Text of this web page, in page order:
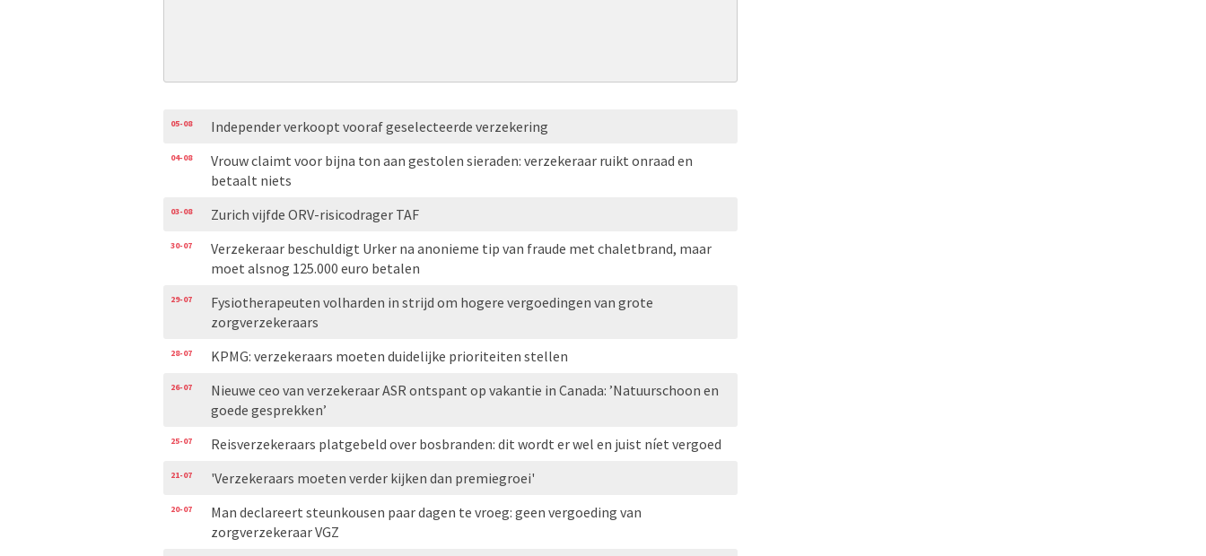
05-08 Independer verkoopt vooraf geselecteerde verzekering
04-08
Vrouw claimt voor bijna ton aan gestolen sieraden: verzekeraar ruikt onraad en
betaalt niets
03-08 Zurich vijfde ORV-risicodrager TAF
30-07
Verzekeraar beschuldigt Urker na anonieme tip van fraude met chaletbrand, maar
moet alsnog 125.000 euro betalen
29-07
Fysiotherapeuten volharden in strijd om hogere vergoedingen van grote
zorgverzekeraars
28-07 KPMG: verzekeraars moeten duidelijke prioriteiten stellen
26-07
Nieuwe ceo van verzekeraar ASR ontspant op vakantie in Canada: ’Natuurschoon en
goede gesprekken’
25-07 Reisverzekeraars platgebeld over bosbranden: dit wordt er wel en juist níet vergoed
21-07 'Verzekeraars moeten verder kijken dan premiegroei'
20-07
Man declareert steunkousen paar dagen te vroeg: geen vergoeding van
zorgverzekeraar VGZ